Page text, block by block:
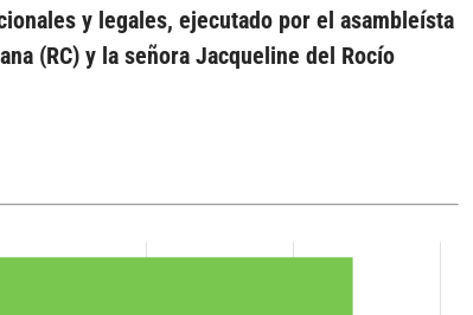
y legales, ejecutado por el asambleísta
(RC) y la señora Jacqueline del Rocío